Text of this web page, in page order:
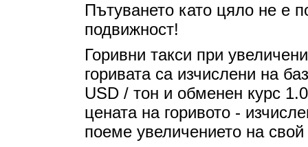
Пътуването като цяло не е
подвижност!
Горивни такси при
горивата са изчислени на
USD / тон и обменен курс
цената на горивото -
поеме увеличението на